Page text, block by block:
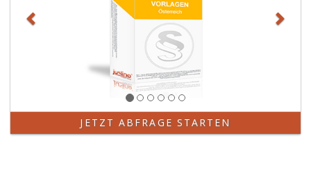
JETZT ABFRAGE STARTEN